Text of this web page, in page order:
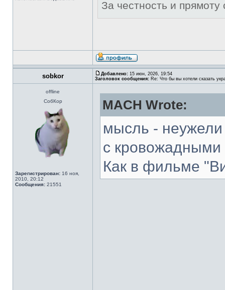
За честность и
sobkor Добавлено: 15 июн, 2026, 19:54
Заголовок сообщения: Re: Что бы вы хотели сказать
offline
СобКор
Зарегистрирован: 16 ноя,
2010, 20:12
Сообщения: 21551
MACH Wrote:
мысль -
с кровожадными
Как в фильме